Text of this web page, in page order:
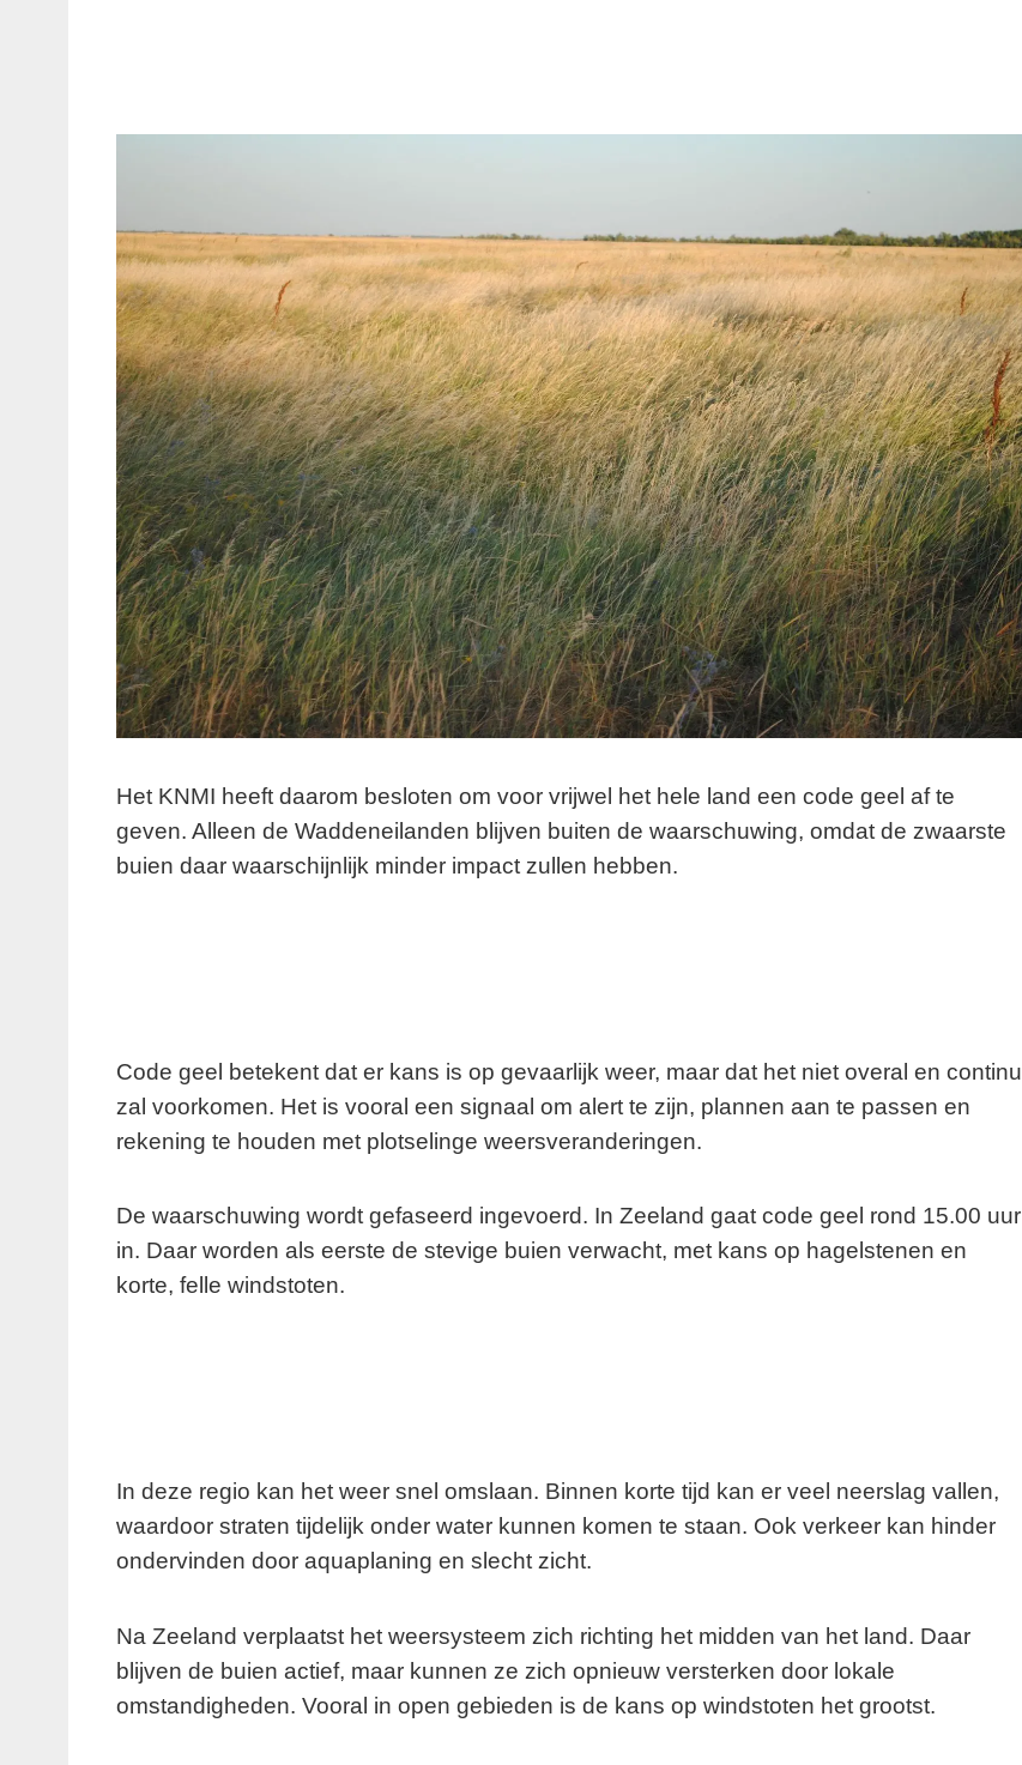
Het KNMI heeft daarom besloten om voor vrijwel het hele land een code geel af te
geven. Alleen de Waddeneilanden blijven buiten de waarschuwing, omdat de zwaarste
buien daar waarschijnlijk minder impact zullen hebben.
Code geel betekent dat er kans is op gevaarlijk weer, maar dat het niet overal en continu
zal voorkomen. Het is vooral een signaal om alert te zijn, plannen aan te passen en
rekening te houden met plotselinge weersveranderingen.
De waarschuwing wordt gefaseerd ingevoerd. In Zeeland gaat code geel rond 15.00 uur
in. Daar worden als eerste de stevige buien verwacht, met kans op hagelstenen en
korte, felle windstoten.
In deze regio kan het weer snel omslaan. Binnen korte tijd kan er veel neerslag vallen,
waardoor straten tijdelijk onder water kunnen komen te staan. Ook verkeer kan hinder
ondervinden door aquaplaning en slecht zicht.
Na Zeeland verplaatst het weersysteem zich richting het midden van het land. Daar
blijven de buien actief, maar kunnen ze zich opnieuw versterken door lokale
omstandigheden. Vooral in open gebieden is de kans op windstoten het grootst.